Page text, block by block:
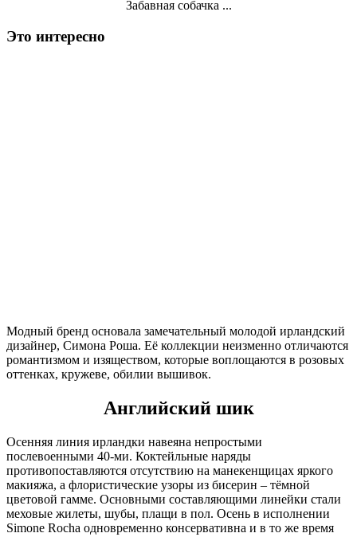
Забавная собачка ...
Это интересно
Модный бренд основала замечательный молодой ирландский
дизайнер, Симона Роша. Её коллекции неизменно отличаются
романтизмом и изяществом, которые воплощаются в розовых
оттенках, кружеве, обилии вышивок.
Английский шик
Осенняя линия ирландки навеяна непростыми
послевоенными 40-ми. Коктейльные наряды
противопоставляются отсутствию на манекенщицах яркого
макияжа, а флористические узоры из бисерин – тёмной
цветовой гамме. Основными составляющими линейки стали
меховые жилеты, шубы, плащи в пол. Осень в исполнении
Simone Rocha одновременно консервативна и в то же время